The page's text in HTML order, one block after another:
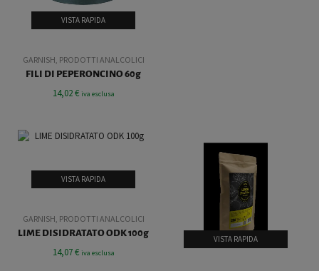
VISTA RAPIDA
GARNISH PRODOTTI ANALCOLICI
FILI DI PEPERONCINO 60g
14,02€ iva esclusa
VISTA RAPIDA
GARNISH PRODOTTI ANALCOLICI
LIME DISIDRATATO ODK 100g
14,07€ iva esclusa
VISTA RAPIDA